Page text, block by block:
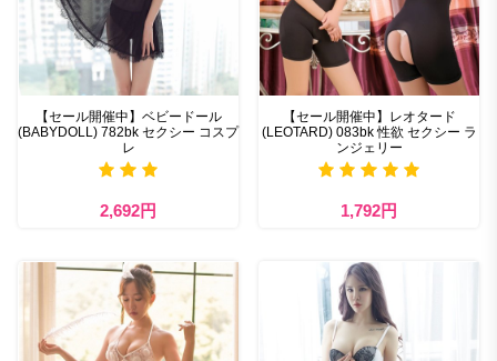
【セール開催中】ベビードール
(BABYDOLL) 782bk セクシー コスプ
レ
2,692円
【セール開催中】レオタード
(LEOTARD) 083bk 性欲 セクシー ラ
ンジェリー
1,792円